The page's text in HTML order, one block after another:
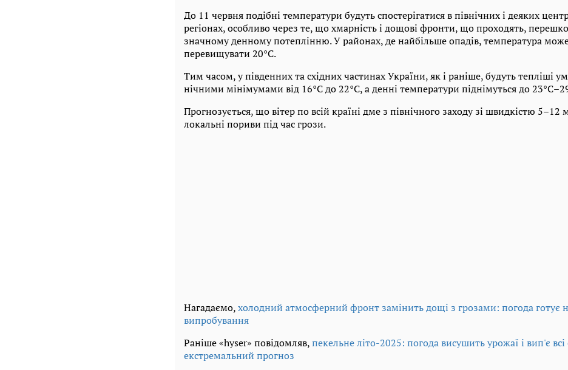
До 11 червня подібні температури будуть спостерігатися в північних і деяких
регіонах, особливо через те, що хмарність і дощові фронти, що проходять,
значному денному потеплінню. У районах, де найбільше опадів, температура
перевищувати 20°C.
Тим часом, у південних та східних частинах України, як і раніше, будуть тепліші
нічними мінімумами від 16°C до 22°C, а денні температури піднімуться до
Прогнозується, що вітер по всій країні дме з північного заходу зі швидкістю 5–12
локальні пориви під час грози.
Нагадаємо,холодний атмосферний фронт замінить дощі з грозами: погода готує
випробування
Раніше «hyser» повідомляв,пекельне літо-2025: погода висушить урожаї і вип'є всі
екстремальний прогноз